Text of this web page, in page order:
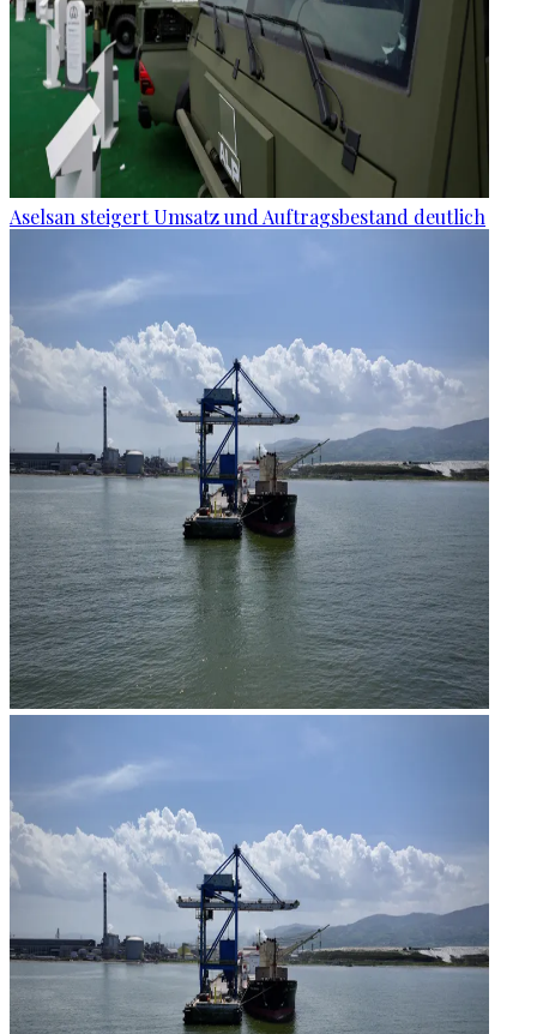
Aselsan steigert Umsatz und Auftragsbestand deutlich